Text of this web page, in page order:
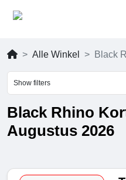
Alle Winkel Black
Show filters
Black Rhino
Augustus 2026